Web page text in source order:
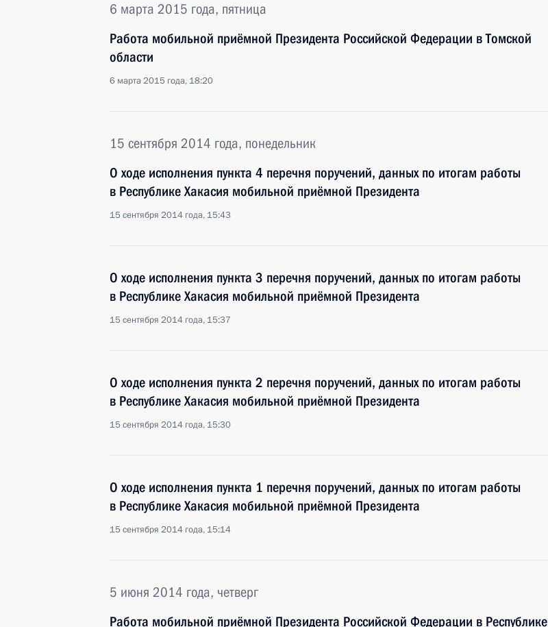
6 марта 2015 года, пятница
Работа мобильной приёмной Президента Российской Федерации в Томской
области
6 марта 2015 года, 18:20
15 сентября 2014 года, понедельник
О ходе исполнения пункта 4 перечня поручений, данных по итогам работы
в Республике Хакасия мобильной приёмной Президента
15 сентября 2014 года, 15:43
О ходе исполнения пункта 3 перечня поручений, данных по итогам работы
в Республике Хакасия мобильной приёмной Президента
15 сентября 2014 года, 15:37
О ходе исполнения пункта 2 перечня поручений, данных по итогам работы
в Республике Хакасия мобильной приёмной Президента
15 сентября 2014 года, 15:30
О ходе исполнения пункта 1 перечня поручений, данных по итогам работы
в Республике Хакасия мобильной приёмной Президента
15 сентября 2014 года, 15:14
5 июня 2014 года, четверг
Работа мобильной приёмной Президента Российской Федерации в Республике